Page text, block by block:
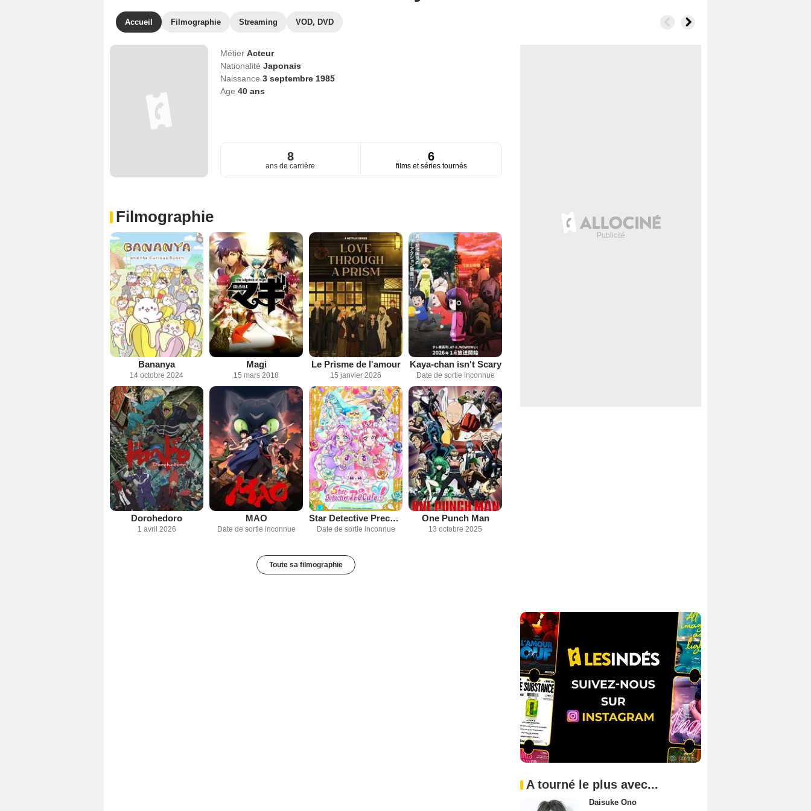
Accueil Filmographie Streaming VOD, DVD
Métier Acteur
Nationalité Japonais
Naissance 3 septembre 1985
Age 40ans
8
ans de carrière
6
films et séries tournés
Filmographie
Bananya
14 octobre 2024
Magi
15 mars 2018
Le Prisme de l'amour
15 janvier 2026
Kaya-chan isn't Scary
Date de sortie inconnue
Dorohedoro
1 avril 2026
MAO
Date de sortie inconnue
Star Detective Precure!
Date de sortie inconnue
One Punch Man
13 octobre 2025
Toute sa filmographie
A tourné le plus avec...
Daisuke Ono